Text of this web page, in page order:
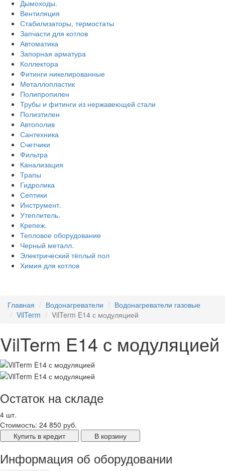
Дымоходы.
Вентиляция
Стабилизаторы, термостаты
Запчасти для котлов
Автоматика
Запорная арматура
Коллектора
Фитинги никелированные
Металлопластик
Полипропилен
Трубы и фитинги из нержавеющей стали
Полиэтилен
Автополив
Сантехника
Счетчики
Фильтра
Канализация
Трапы
Гидролика
Септики
Инструмент.
Утеплитель.
Крепеж.
Тепловое оборудование
Черный металл.
Электрический тёплый пол
Химия для котлов
Главная Водонагреватели
Водонагреватели газовые
VilTerm
VilTerm E14 с модуляцией
VilTerm E14 с модуляцией
Остаток на складе
4 шт.
Стоимость: 24 850 руб.
Купить в кредит
В корзину
Информация об оборудовании